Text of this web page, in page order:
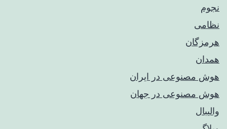
نجوم
نظامی
هرمزگان
همدان
هوش مصنوعی در ایران
هوش مصنوعی در جهان
والیبال